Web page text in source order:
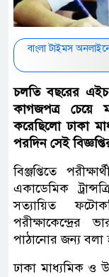
বাংলা টাইমস
চলতি বছরের
কাগজপত্র চেয়ে
করেছিলো ঢাকা
পরদিন সেই
বিঞ্জপ্তিতে
একাডেমিক
সত্যায়িত
পরীক্ষাকেন্দ্রের
পাঠানোর জন্য বলা
ঢাকা মাধ্যমিক ও